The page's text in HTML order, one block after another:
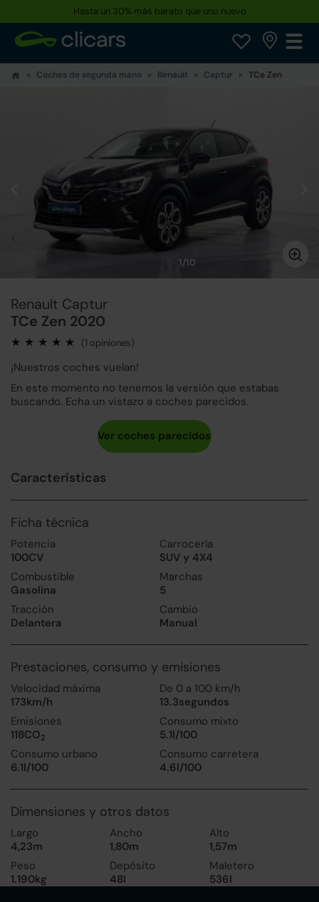
Hasta un 30% más barato que uno nuevo
Coches de segunda mano Renault Captur TCe Zen
1/10
Renault Captur
TCe Zen 2020
(1 opiniones)
¡Nuestros coches vuelan!
En este momento no tenemos la versión que estabas
buscando. Echa un vistazo a coches parecidos.
Características
Ficha técnica
Potencia
100CV
Carrocería
SUV y 4X4
Combustible
Gasolina
Marchas
5
Tracción
Delantera
Cambio
Manual
Prestaciones, consumo y emisiones
Velocidad máxima
173km/h
De 0 a 100 km/h
13.3segundos
Emisiones
118CO2
Consumo mixto
5.1l/100
Consumo urbano
6.1l/100
Consumo carretera
4.6l/100
Dimensiones y otros datos
Largo
4,23m
Ancho
1,80m
Alto
1,57m
Peso
1.190kg
Depósito
48l
Maletero
536l